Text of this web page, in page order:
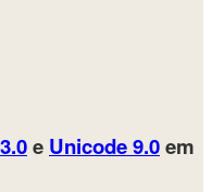
e Unicode 9.0em